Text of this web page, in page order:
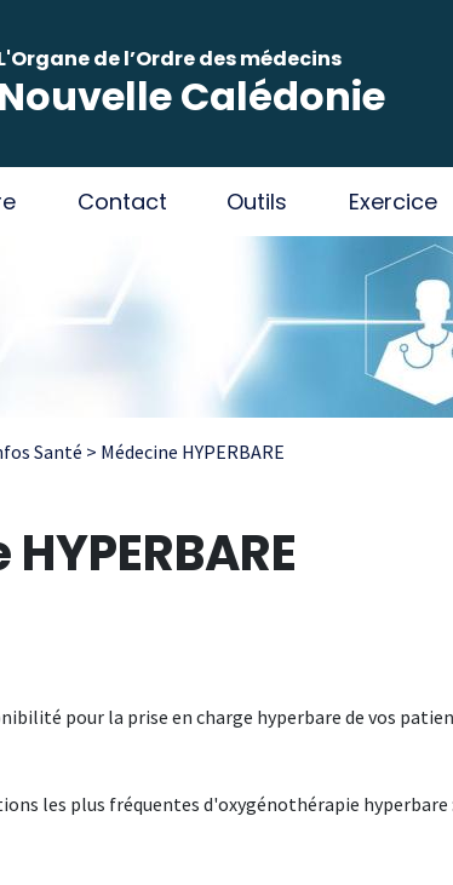
de l’Ordre des médecins
Calédonie
Contact Outils Exercice
Santé Médecine HYPERBARE
pour la prise en charge hyperbare de vos
les plus fréquentes d'oxygénothérapie hyperbare :